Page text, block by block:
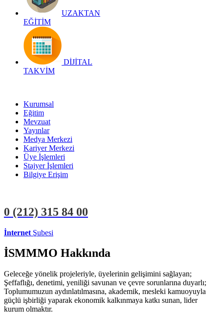
UZAKTAN
EĞİTİM
DİJİTAL
TAKVİM
Kurumsal
Eğitim
Mevzuat
Yayınlar
Medya Merkezi
Kariyer Merkezi
Üye İşlemleri
Stajyer İşlemleri
Bilgiye Erişim
0 (212) 315 84 00
İnternet Şubesi
İSMMMO Hakkında
Geleceğe yönelik projeleriyle, üyelerinin gelişimini sağlayan;
Şeffaflığı, denetimi, yeniliği savunan ve çevre sorunlarına duyarlı;
Toplumumuzun aydınlatılmasına, akademik, mesleki kamuoyuyla
güçlü işbirliği yaparak ekonomik kalkınmaya katkı sunan, lider
kurum olmaktır.